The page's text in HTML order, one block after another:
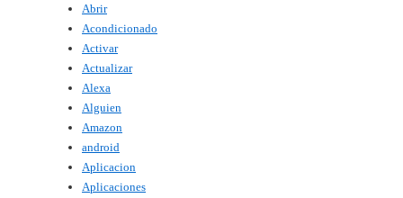
Abrir
Acondicionado
Activar
Actualizar
Alexa
Alguien
Amazon
android
Aplicacion
Aplicaciones